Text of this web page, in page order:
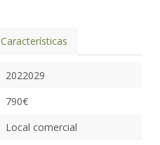
Características
2022029
790€
Local comercial